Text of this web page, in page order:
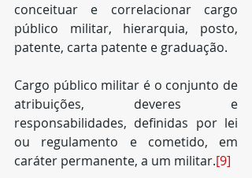
conceituar e correlacionar cargo
público militar, hierarquia, posto,
patente, carta patente e graduação.
Cargo público militar é o conjunto de
atribuições, deveres e
responsabilidades, definidas por lei
ou regulamento e cometido, em
caráter permanente, a um militar.[9]